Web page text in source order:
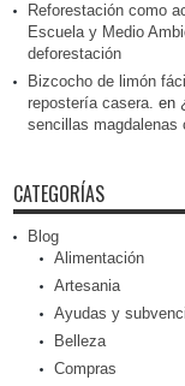
Reforestación como
Escuela y Medio
deforestación
Bizcocho de limón
repostería casera. en
sencillas magdalenas
CATEGORÍAS
Blog
Alimentación
Artesania
Ayudas y
Belleza
Compras